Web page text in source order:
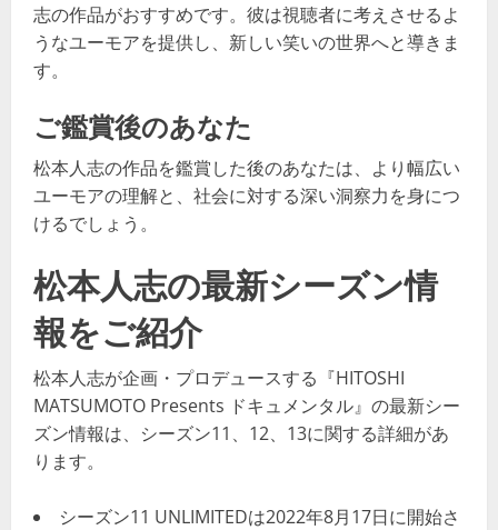
志の作品がおすすめです。彼は視聴者に考えさせるよ
うなユーモアを提供し、新しい笑いの世界へと導きま
す。
ご鑑賞後のあなた
松本人志の作品を鑑賞した後のあなたは、より幅広い
ユーモアの理解と、社会に対する深い洞察力を身につ
けるでしょう。
松本人志の最新シーズン情
報をご紹介
松本人志が企画・プロデュースする『HITOSHI
MATSUMOTO Presents ドキュメンタル』の最新シー
ズン情報は、シーズン11、12、13に関する詳細があ
ります。
シーズン11 UNLIMITEDは2022年8月17日に開始さ